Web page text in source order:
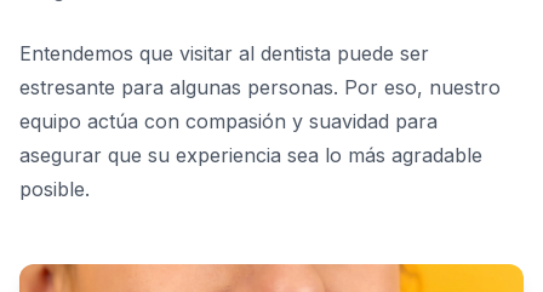
Entendemos que visitar al dentista puede ser
estresante para algunas personas. Por eso, nuestro
equipo actúa con compasión y suavidad para
asegurar que su experiencia sea lo más agradable
posible.